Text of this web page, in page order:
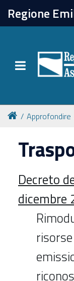
Regione
Toggle
chiudi
Catalogo online
Collezioni
Per approfondire
Appuntamenti
Prenotazione
Approfondire
Decreto
dicembre